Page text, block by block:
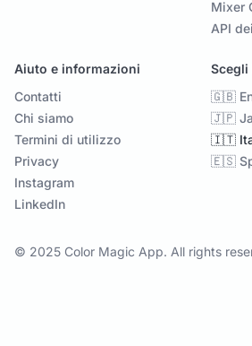
Mixer
API
Aiuto e informazioni
Contatti
Chi siamo
Termini di utilizzo
Privacy
Instagram
LinkedIn
🇬🇧
🇯🇵
🇮🇹
🇪🇸
© 2025 Color Magic App. All rights